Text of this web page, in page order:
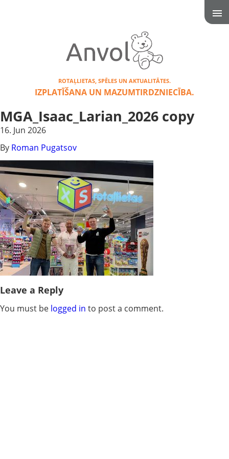
ROTAĻLIETAS, SPĒLES UN AKTUALITĀTES.
IZPLATĪŠANA UN MAZUMTIRDZNIECĪBA.
MGA_Isaac_Larian_2026 copy
16. Jun 2026
By Roman Pugatsov
Leave a Reply
You must be logged in to post a comment.